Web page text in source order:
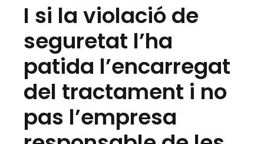
I si la violació de
seguretat l’ha
patida l’encarregat
del tractament i no
pas l’empresa